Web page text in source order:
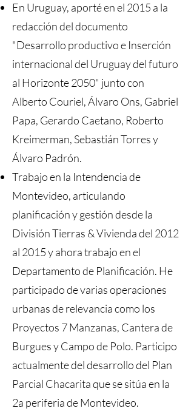
En Uruguay, aporté en el 2015 a la
redacción del documento
"Desarrollo productivo e Inserción
internacional del Uruguay del futuro
al Horizonte 2050" junto con
Alberto Couriel, Álvaro Ons, Gabriel
Papa, Gerardo Caetano, Roberto
Kreimerman, Sebastián Torres y
Álvaro Padrón.
Trabajo en la Intendencia de
Montevideo, articulando
planificación y gestión desde la
División Tierras & Vivienda del 2012
al 2015 y ahora trabajo en el
Departamento de Planificación. He
participado de varias operaciones
urbanas de relevancia como los
Proyectos 7 Manzanas, Cantera de
Burgues y Campo de Polo. Participo
actualmente del desarrollo del Plan
Parcial Chacarita que se sitúa en la
2a periferia de Montevideo.